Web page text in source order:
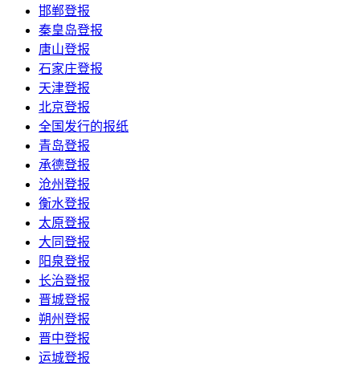
邯郸登报
秦皇岛登报
唐山登报
石家庄登报
天津登报
北京登报
全国发行的报纸
青岛登报
承德登报
沧州登报
衡水登报
太原登报
大同登报
阳泉登报
长治登报
晋城登报
朔州登报
晋中登报
运城登报